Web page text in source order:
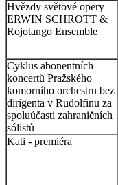
Hvězdy světové opery –
ERWIN SCHROTT &
Rojotango Ensemble
Cyklus abonentních
koncertů Pražského
komorního orchestru bez
dirigenta v Rudolfinu za
spoluúčasti zahraničních
sólistů
Kati - premiéra